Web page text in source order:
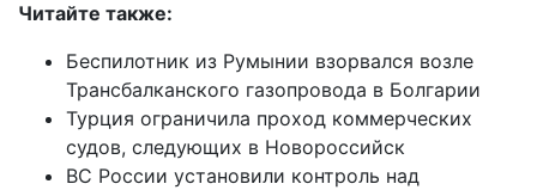
Читайте также:
Беспилотник из Румынии взорвался возле
Трансбалканского газопровода в Болгарии
Турция ограничила проход коммерческих
судов, следующих в Новороссийск
ВС России установили контроль над